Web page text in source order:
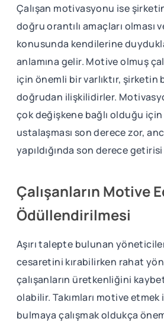
Çalışan motivasyonu ise
doğru orantılı amaçları olması
konusunda kendilerine
anlamına gelir. Motive olmuş
için önemli bir varlıktır, şirketin
doğrudan ilişkilidirler.
çok değişkene bağlı olduğu
ustalaşması son derece zor,
yapıldığında son derece
Çalışanların Motive
Ödüllendirilmesi
Aşırı talepte bulunan
cesaretini kırabilirken rahat
çalışanların üretkenliğini
olabilir. Takımları motive
bulmaya çalışmak oldukça